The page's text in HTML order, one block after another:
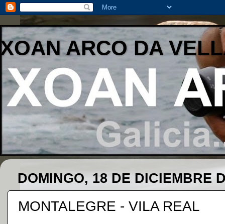
XOAN ARCO DA
DOMINGO, 18 DE DICIEMBRE
MONTALEGRE - VILA REAL